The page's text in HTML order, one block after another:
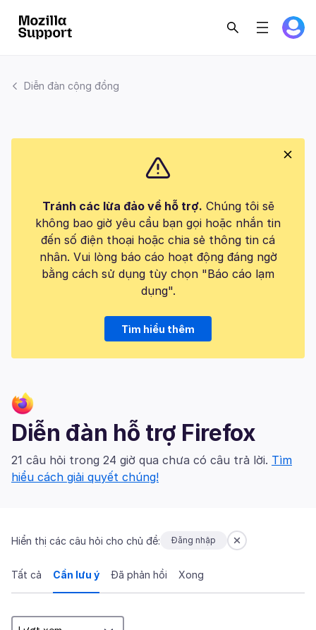
Diễn đàn cộng đồng
Tránh các lừa đảo về hỗ trợ. Chúng tôi sẽ
không bao giờ yêu cầu bạn gọi hoặc nhắn tin
đến số điện thoại hoặc chia sẻ thông tin cá
nhân. Vui lòng báo cáo hoạt động đáng ngờ
bằng cách sử dụng tùy chọn "Báo cáo lạm
dụng".
Tìm hiểu thêm
Diễn đàn hỗ trợ Firefox
21 câu hỏi trong 24 giờ qua chưa có câu trả lời. Tìm
hiểu cách giải quyết chúng!
Hiển thị các câu hỏi cho chủ đề: Đăng nhập
Tất cả Cần lưu ý Đã phản hồi Xong